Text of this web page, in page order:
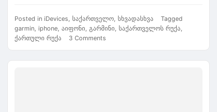
Posted in iDevices, საქართველო, სხვადასხვა
Tagged
garmin, iphone, აიფონი, გარმინი, საქართველოს რუქა,
ქართული რუქა
3 Comments